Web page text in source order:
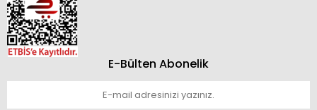
E-Bülten Abonelik